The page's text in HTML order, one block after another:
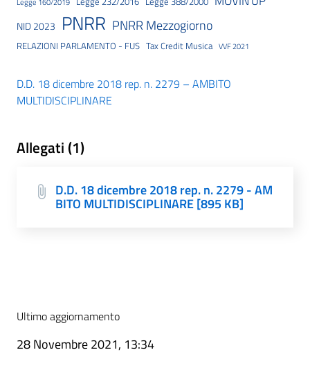
NID 2023 PNRR PNRR Mezzogiorno
RELAZIONI PARLAMENTO - FUS Tax Credit Musica VVF 2021
D.D. 18 dicembre 2018 rep. n. 2279 – AMBITO
MULTIDISCIPLINARE
Allegati (1)
D.D. 18 dicembre 2018 rep. n. 2279 - AM
BITO MULTIDISCIPLINARE [895 KB]
Ultimo aggiornamento
28 Novembre 2021, 13:34